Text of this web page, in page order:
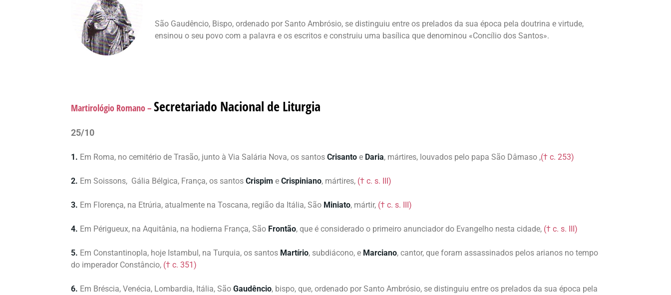
São Gaudêncio, Bispo, ordenado por Santo Ambrósio, se distinguiu entre os prelados da sua época pela doutrina e virtude,
ensinou o seu povo com a palavra e os escritos e construiu uma basílica que denominou «Concílio dos Santos».
Martirológio Romano – Secretariado Nacional de Liturgia
25/10
1. Em Roma, no cemitério de Trasão, junto à Via Salária Nova, os santos Crisanto e Daria, mártires, louvados pelo papa São Dâmaso ,(† c. 253)
2. Em Soissons, Gália Bélgica, França, os santos Crispim e Crispiniano, mártires, († c. s. III)
3. Em Florença, na Etrúria, atualmente na Toscana, região da Itália, São Miniato, mártir, († c. s. III)
4. Em Périgueux, na Aquitânia, na hodierna França, São Frontão, que é considerado o primeiro anunciador do Evangelho nesta cidade, († c. s. III)
5. Em Constantinopla, hoje Istambul, na Turquia, os santos Martírio, subdiácono, e Marciano, cantor, que foram assassinados pelos arianos no tempo
do imperador Constâncio, († c. 351)
6. Em Bréscia, Venécia, Lombardia, Itália, São Gaudêncio, bispo, que, ordenado por Santo Ambrósio, se distinguiu entre os prelados da sua época pela